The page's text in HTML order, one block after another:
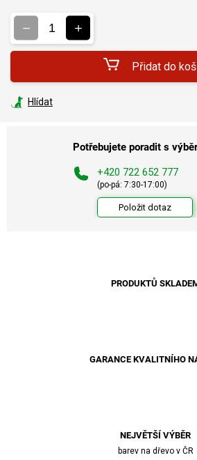
Přidat do
Hlídat
Potřebujete poradit s
+420 722 652 777
(po-pá: 7:30-17:00)
Položit dotaz
PRODUKTŮ
GARANCE KVALITNÍHO
NEJVĚTŠÍ VÝBĚR
barev na dřevo v ČR